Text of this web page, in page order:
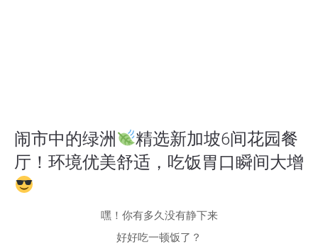
闹市中的绿洲
精选新加坡6间花园餐
厅！环境优美舒适，吃饭胃口瞬间大增
嘿！你有多久没有静下来
好好吃一顿饭了？